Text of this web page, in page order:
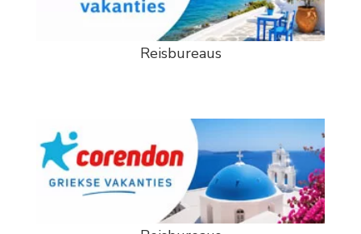
Reisbureaus